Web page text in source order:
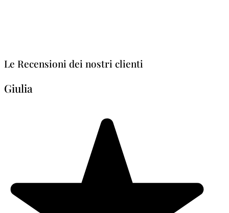
Le Recensioni dei nostri clienti
Giulia